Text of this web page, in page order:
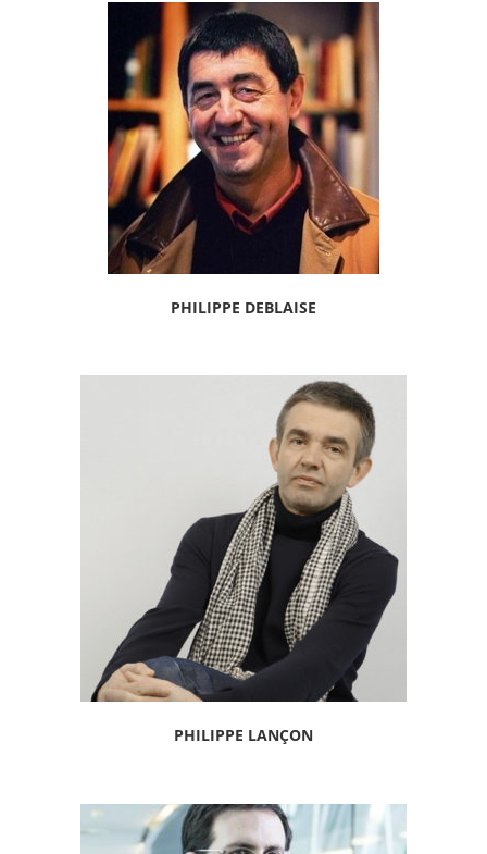
PHILIPPE DEBLAISE
PHILIPPE LANÇON